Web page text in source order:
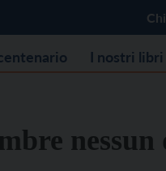
I nostri libri
nessun